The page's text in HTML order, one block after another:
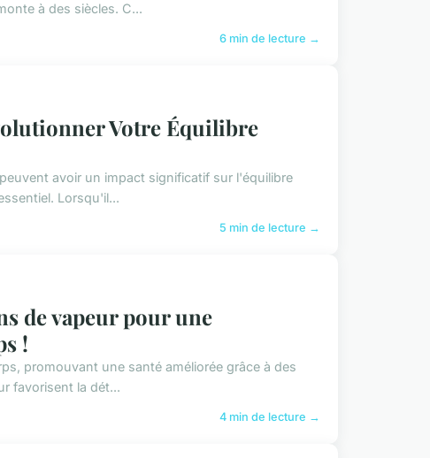
à des siècles. C...
6 min de lecture →
Votre Équilibre
avoir un impact significatif sur l'équilibre
Lorsqu'il...
5 min de lecture →
de vapeur pour une
!
promouvant une santé améliorée grâce à des
favorisent la dét...
4 min de lecture →